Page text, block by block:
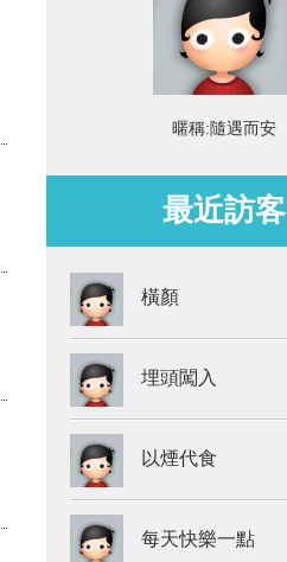
暱稱: 隨遇而安
最近訪客
橫顏
埋頭闖入
以煙代食
每天快樂一點